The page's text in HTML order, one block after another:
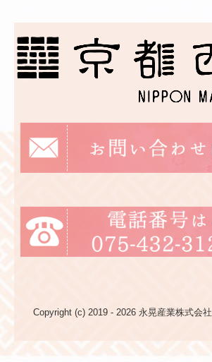
Copyright (c) 2019 - 2026 永晃産業株式会